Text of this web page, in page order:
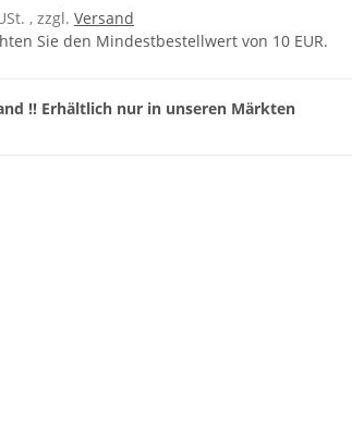
, zzgl. Versand
Sie den Mindestbestellwert von 10 EUR.
!! Erhältlich nur in unseren Märkten